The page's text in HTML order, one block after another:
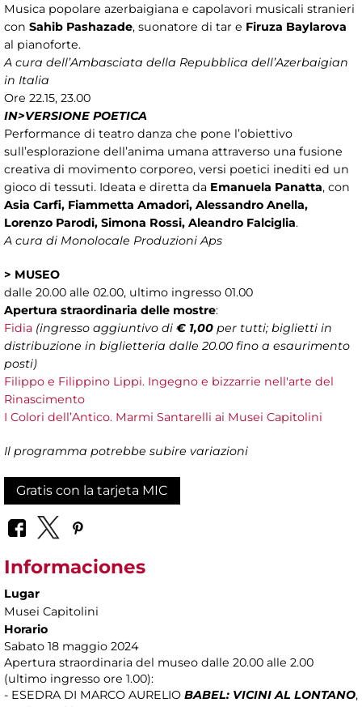
Musica popolare azerbaigiana e capolavori musicali stranieri
con Sahib Pashazade, suonatore di tar e Firuza Baylarova
al pianoforte.
A cura dell’Ambasciata della Repubblica dell’Azerbaigian
in Italia
Ore 22.15, 23.00
IN>VERSIONE POETICA
Performance di teatro danza che pone l’obiettivo
sull’esplorazione dell’anima umana attraverso una fusione
creativa di movimento corporeo, versi poetici inediti ed un
gioco di tessuti. Ideata e diretta da Emanuela Panatta, con
Asia Carfi, Fiammetta Amadori, Alessandro Anella,
Lorenzo Parodi, Simona Rossi, Aleandro Falciglia.
A cura di Monolocale Produzioni Aps
> MUSEO
dalle 20.00 alle 02.00, ultimo ingresso 01.00
Apertura straordinaria delle mostre:
Fidia (ingresso aggiuntivo di € 1,00 per tutti; biglietti in
distribuzione in biglietteria dalle 20.00 fino a esaurimento
posti)
Filippo e Filippino Lippi. Ingegno e bizzarrie nell'arte del
Rinascimento
I Colori dell’Antico. Marmi Santarelli ai Musei Capitolini
Il programma potrebbe subire variazioni
Gratis con la tarjeta MIC
Informaciones
Lugar
Musei Capitolini
Horario
Sabato 18 maggio 2024
Apertura straordinaria del museo dalle 20.00 alle 2.00
(ultimo ingresso ore 1.00):
- ESEDRA DI MARCO AURELIO BABEL: VICINI AL LONTANO,